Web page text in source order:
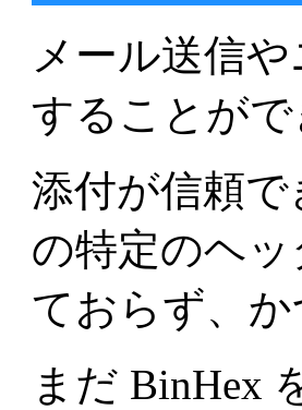
メール送信
することがで
添付が信頼
の特定のヘ
ておらず、
まだ BinHex